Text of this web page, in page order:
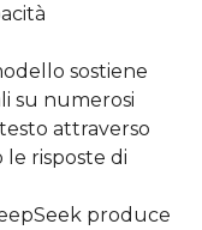
sostiene
su numerosi
attraverso
risposte di
produce